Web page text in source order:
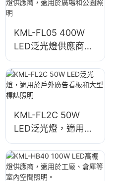
KML-FL05 400W
LED泛光燈供應商，
適用於廣場和公園照
明
KML-FL2C 50W
LED泛光燈，適用於
戶外廣告看板和大型
標誌照明